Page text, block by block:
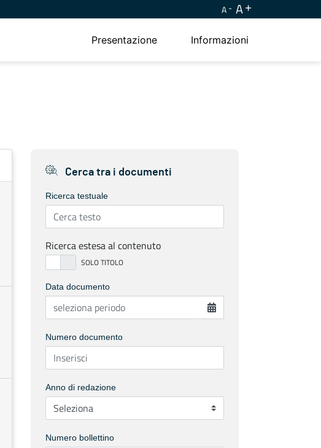
A A
Presentazione Informazioni
Cerca tra i documenti
Ricerca testuale
Ricerca estesa al contenuto
Data documento
Numero documento
Anno di redazione
Numero bollettino